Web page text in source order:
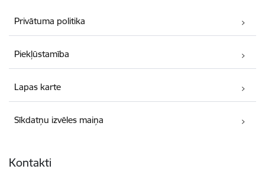
Privātuma politika
Piekļūstamība
Lapas karte
Sīkdatņu izvēles maiņa
Kontakti